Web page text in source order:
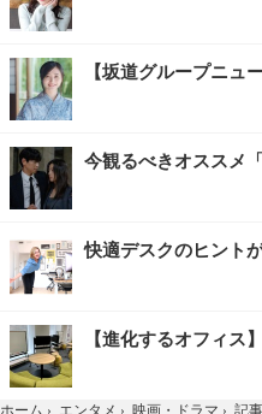
【坂道グループニュ
今観るべきオススメ
快適デスクのヒント
【進化するオフィス】
ホーム › エンタメ › 映画・ドラマ › 記事